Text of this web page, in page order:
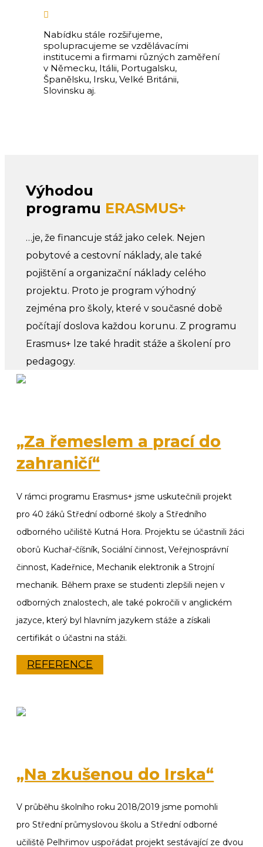

Nabídku stále rozšiřujeme,
spolupracujeme se vzdělávacími
institucemi a firmami různých zaměření
v Německu, Itálii, Portugalsku,
Španělsku, Irsku, Velké Británii,
Slovinsku aj.
Výhodou
programu ERASMUS+
…je, že financuje stáž jako celek. Nejen
pobytové a cestovní náklady, ale také
pojištění a organizační náklady celého
projektu. Proto je program výhodný
zejména pro školy, které v současné době
počítají doslova každou korunu. Z programu
Erasmus+ lze také hradit stáže a školení pro
pedagogy.
„Za řemeslem a prací do
zahraničí“
V rámci programu Erasmus+ jsme uskutečnili projekt
pro 40 žáků Střední odborné školy a Středního
odborného učiliště Kutná Hora. Projektu se účastnili žáci
oborů Kuchař-číšník, Sociální činnost, Veřejnosprávní
činnost, Kadeřnice, Mechanik elektronik a Strojní
mechanik. Během praxe se studenti zlepšili nejen v
odborných znalostech, ale také pokročili v anglickém
jazyce, který byl hlavním jazykem stáže a získali
certifikát o účastni na stáži.
REFERENCE
„Na zkušenou do Irska“
V průběhu školního roku 2018/2019 jsme pomohli
proStřední průmyslovou školu a Střední odborné
učiliště Pelhřimov uspořádat projekt sestávající ze dvou